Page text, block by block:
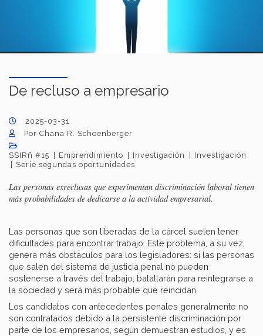
De recluso a empresario
2025-03-31
Por Chana R. Schoenberger
SSIRñ #15 Emprendimiento Investigación
Investigación
Serie segundas oportunidades
Las personas exreclusas que experimentan discriminación laboral tienen
más probabilidades de dedicarse a la actividad empresarial.
Las personas que son liberadas de la cárcel suelen tener
dificultades para encontrar trabajo. Este problema, a su vez,
genera más obstáculos para los legisladores: si las personas
que salen del sistema de justicia penal no pueden
sostenerse a través del trabajo, batallarán para reintegrarse a
la sociedad y será más probable que reincidan.
Los candidatos con antecedentes penales generalmente no
son contratados debido a la persistente discriminación por
parte de los empresarios, según demuestran estudios, y es